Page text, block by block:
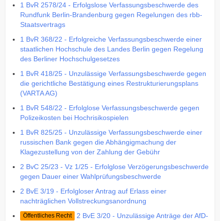
1 BvR 2578/24 - Erfolgslose Verfassungsbeschwerde des
Rundfunk Berlin-Brandenburg gegen Regelungen des rbb-
Staatsvertrags
1 BvR 368/22 - Erfolgreiche Verfassungsbeschwerde einer
staatlichen Hochschule des Landes Berlin gegen Regelung
des Berliner Hochschulgesetzes
1 BvR 418/25 - Unzulässige Verfassungsbeschwerde gegen
die gerichtliche Bestätigung eines Restrukturierungsplans
(VARTA AG)
1 BvR 548/22 - Erfolglose Verfassungsbeschwerde gegen
Polizeikosten bei Hochrisikospielen
1 BvR 825/25 - Unzulässige Verfassungsbeschwerde einer
russischen Bank gegen die Abhängigmachung der
Klagezustellung von der Zahlung der Gebühr
2 BvC 25/23 - Vz 1/25 - Erfolglose Verzögerungsbeschwerde
gegen Dauer einer Wahlprüfungsbeschwerde
2 BvE 3/19 - Erfolgloser Antrag auf Erlass einer
nachträglichen Vollstreckungsanordnung
Öffentliches Recht
2 BvE 3/20 - Unzulässige Anträge der AfD-